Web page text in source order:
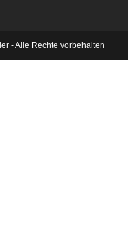
- Alle Rechte vorbehalten